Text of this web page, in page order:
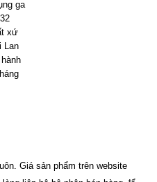
ga
xứ
Lan
Giá sản phẩm trên website